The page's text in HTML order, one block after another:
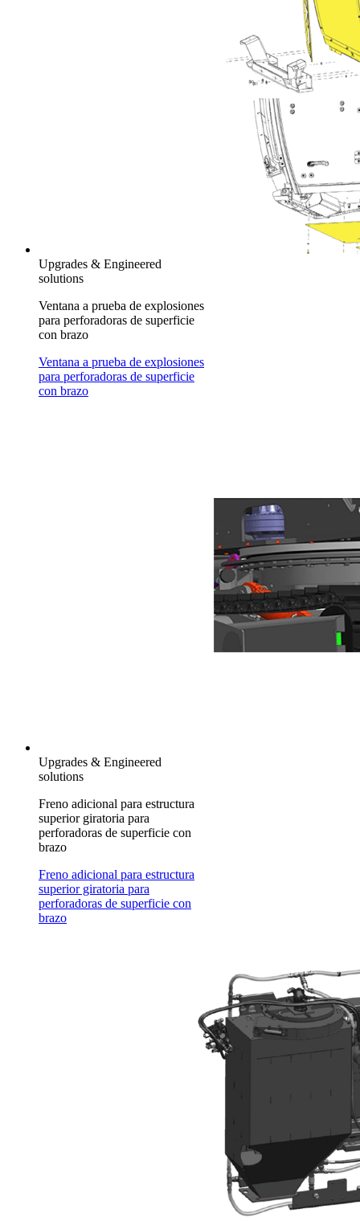
Upgrades & Engineered
solutions
Ventana a prueba de explosiones
para perforadoras de superficie
con brazo
Ventana a prueba de explosiones
para perforadoras de superficie
con brazo
Upgrades & Engineered
solutions
Freno adicional para estructura
superior giratoria para
perforadoras de superficie con
brazo
Freno adicional para estructura
superior giratoria para
perforadoras de superficie con
brazo